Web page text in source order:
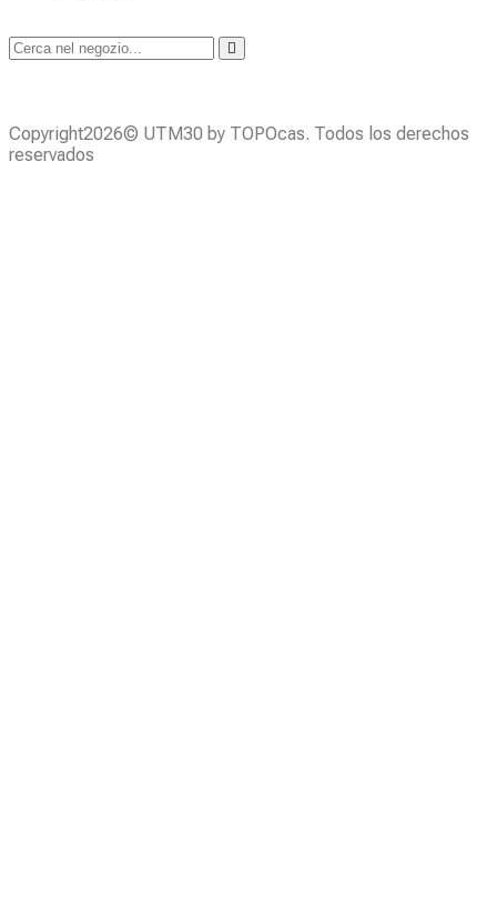
Copyright2026© UTM30 by TOPOcas. Todos los derechos
reservados